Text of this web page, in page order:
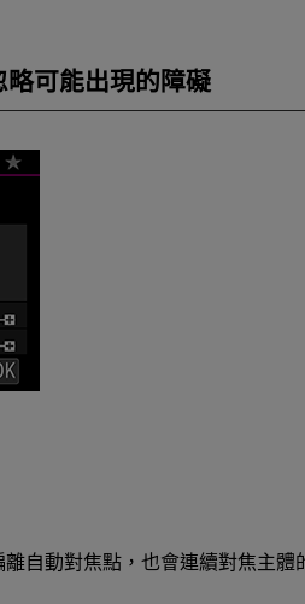
可能出現的障礙
自動對焦點，也會連續對焦主體